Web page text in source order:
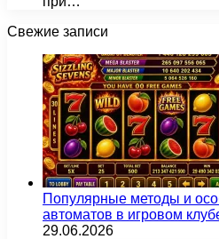
Свежие записи
Популярные методы и
автоматов в игровом
29.06.2026